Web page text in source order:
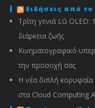
Ειδήσεις από
Τρίτη γενιά LG
διάρκεια ζωής
Κινηματογραφικό
την προσοχή σας
Η νέα διπλή κορυφαία
στα Cloud Computing